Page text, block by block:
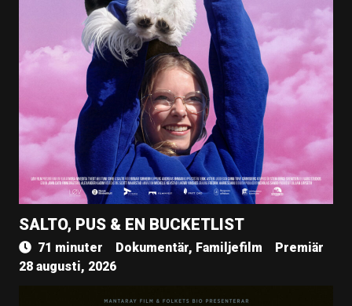
SALTO, PUS & EN BUCKETLIST
71 minuter Dokumentär, Familjefilm
Premiär
28 augusti, 2026